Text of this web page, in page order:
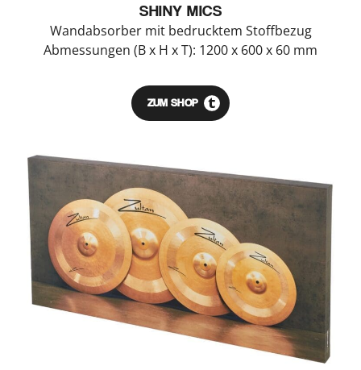
SHINY MICS
Wandabsorber mit bedrucktem Stoffbezug
Abmessungen (B x H x T): 1200 x 600 x 60 mm
ZUM SHOP